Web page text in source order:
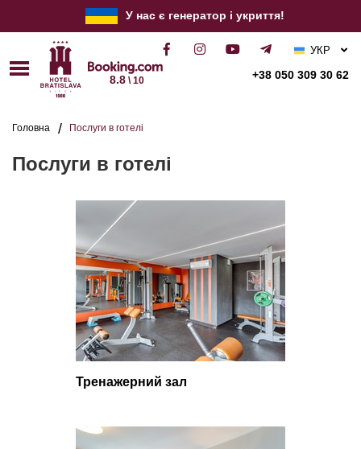
У нас є генератор і укриття!
8.8\ 10 +38 050 309 30 62
РУС
УКР
Головна Послуги в готелі
Послуги в готелі
Тренажерний зал